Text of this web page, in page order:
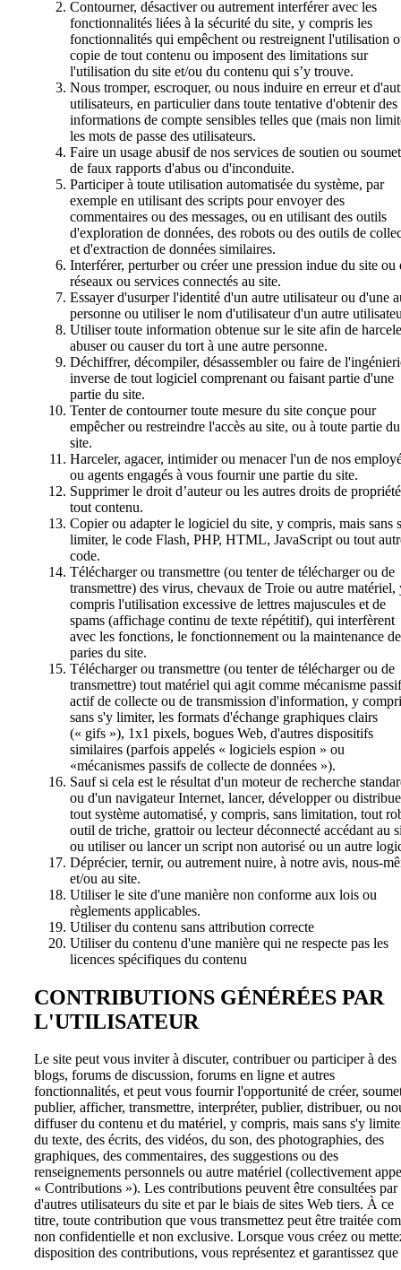
Contourner, désactiver ou autrement interférer avec les
fonctionnalités liées à la sécurité du site, y compris les
fonctionnalités qui empêchent ou restreignent l'utilisation
copie de tout contenu ou imposent des limitations sur
l'utilisation du site et/ou du contenu qui s’y trouve.
Nous tromper, escroquer, ou nous induire en erreur et
utilisateurs, en particulier dans toute tentative d'obtenir des
informations de compte sensibles telles que (mais non
les mots de passe des utilisateurs.
Faire un usage abusif de nos services de soutien ou
de faux rapports d'abus ou d'inconduite.
Participer à toute utilisation automatisée du système, par
exemple en utilisant des scripts pour envoyer des
commentaires ou des messages, ou en utilisant des outils
d'exploration de données, des robots ou des outils de
et d'extraction de données similaires.
Interférer, perturber ou créer une pression indue du site ou
réseaux ou services connectés au site.
Essayer d'usurper l'identité d'un autre utilisateur ou d'une
personne ou utiliser le nom d'utilisateur d'un autre
Utiliser toute information obtenue sur le site afin de
abuser ou causer du tort à une autre personne.
Déchiffrer, décompiler, désassembler ou faire de
inverse de tout logiciel comprenant ou faisant partie d'une
partie du site.
Tenter de contourner toute mesure du site conçue pour
empêcher ou restreindre l'accès au site, ou à toute partie du
site.
Harceler, agacer, intimider ou menacer l'un de nos
ou agents engagés à vous fournir une partie du site.
Supprimer le droit d’auteur ou les autres droits de
tout contenu.
Copier ou adapter le logiciel du site, y compris, mais sans
limiter, le code Flash, PHP, HTML, JavaScript ou tout
code.
Télécharger ou transmettre (ou tenter de télécharger ou de
transmettre) des virus, chevaux de Troie ou autre matériel,
compris l'utilisation excessive de lettres majuscules et de
spams (affichage continu de texte répétitif), qui interfèrent
avec les fonctions, le fonctionnement ou la maintenance
paries du site.
Télécharger ou transmettre (ou tenter de télécharger ou de
transmettre) tout matériel qui agit comme mécanisme
actif de collecte ou de transmission d'information, y
sans s'y limiter, les formats d'échange graphiques clairs
(« gifs »), 1x1 pixels, bogues Web, d'autres dispositifs
similaires (parfois appelés « logiciels espion » ou
«mécanismes passifs de collecte de données »).
Sauf si cela est le résultat d'un moteur de recherche
ou d'un navigateur Internet, lancer, développer ou
tout système automatisé, y compris, sans limitation, tout
outil de triche, grattoir ou lecteur déconnecté accédant au
ou utiliser ou lancer un script non autorisé ou un autre
Déprécier, ternir, ou autrement nuire, à notre avis, nous-
et/ou au site.
Utiliser le site d'une manière non conforme aux lois ou
règlements applicables.
Utiliser du contenu sans attribution correcte
Utiliser du contenu d'une manière qui ne respecte pas les
licences spécifiques du contenu
CONTRIBUTIONS GÉNÉRÉES PAR
L'UTILISATEUR
Le site peut vous inviter à discuter, contribuer ou participer à des
blogs, forums de discussion, forums en ligne et autres
fonctionnalités, et peut vous fournir l'opportunité de créer,
publier, afficher, transmettre, interpréter, publier, distribuer, ou
diffuser du contenu et du matériel, y compris, mais sans s'y
du texte, des écrits, des vidéos, du son, des photographies, des
graphiques, des commentaires, des suggestions ou des
renseignements personnels ou autre matériel (collectivement
« Contributions »). Les contributions peuvent être consultées par
d'autres utilisateurs du site et par le biais de sites Web tiers. À ce
titre, toute contribution que vous transmettez peut être traitée
non confidentielle et non exclusive. Lorsque vous créez ou
disposition des contributions, vous représentez et garantissez que